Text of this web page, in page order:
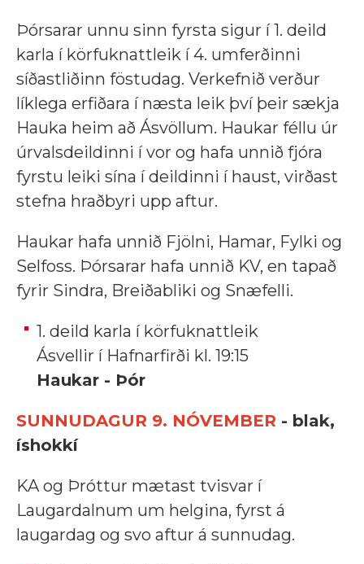
Þórsarar unnu sinn fyrsta sigur í 1. deild
karla í körfuknattleik í 4. umferðinni
síðastliðinn föstudag. Verkefnið verður
líklega erfiðara í næsta leik því þeir sækja
Hauka heim að Ásvöllum. Haukar féllu úr
úrvalsdeildinni í vor og hafa unnið fjóra
fyrstu leiki sína í deildinni í haust, virðast
stefna hraðbyri upp aftur.
Haukar hafa unnið Fjölni, Hamar, Fylki og
Selfoss. Þórsarar hafa unnið KV, en tapað
fyrir Sindra, Breiðabliki og Snæfelli.
1. deild karla í körfuknattleik
Ásvellir í Hafnarfirði kl. 19:15
Haukar - Þór
SUNNUDAGUR 9. NÓVEMBER - blak,
íshokkí
KA og Þróttur mætast tvisvar í
Laugardalnum um helgina, fyrst á
laugardag og svo aftur á sunnudag.